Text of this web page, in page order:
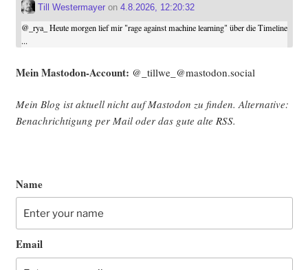
Till Westermayeron 4.8.2026, 12:20:32
@ _rya_ Heute morgen lief mir "rage against machine learning" über die Timeline
...
Mein Mast­o­don-Account: @_tillwe_@mastodon.social
Mein Blog ist aktu­ell nicht auf Mast­o­don zu fin­den. Alter­na­ti­ve:
Benach­rich­ti­gung per Mail oder das gute alte RSS.
Name
Email